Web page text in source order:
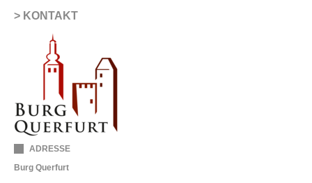
KONTAKT
ADRESSE
Burg Querfurt